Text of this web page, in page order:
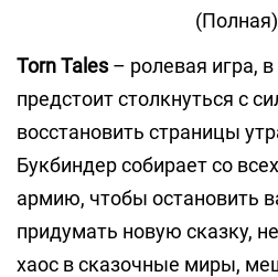
(Полная)
Torn Tales– ролевая игра,
предстоит столкнуться с
восстановить страницы
Букбиндер собирает со
армию, чтобы остановить
придумать новую сказку,
хаос в сказочные миры,